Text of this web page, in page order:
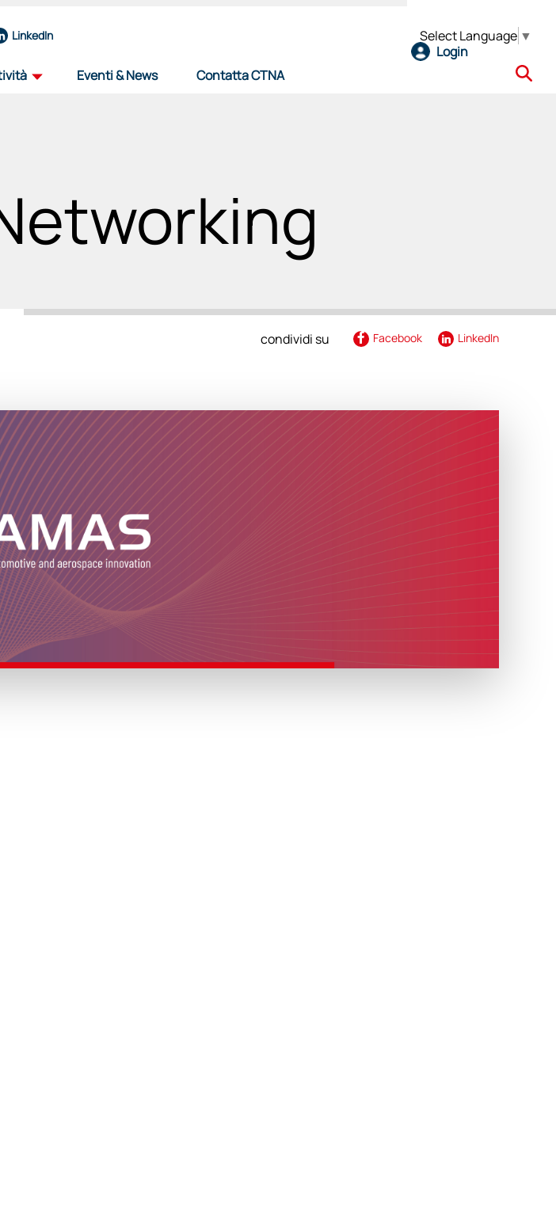
LinkedIn
operativo
iniziative
progetti per il futuro del settore
viaggio tra i distretti
sosteniamo il talento, plasmiamo il futuro
le notizie più importanti del settore
mappatura delle competenze
aerospaziali nazionali
area riservata
area riservata
Eventi & News Contatta CTNA
Select Language ▼
Login
condividi su Facebook LinkedIn